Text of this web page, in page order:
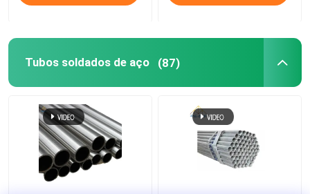
Tubos soldados de aço (87)